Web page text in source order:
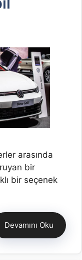
arasında
bir
bir seçenek
Devamını Oku